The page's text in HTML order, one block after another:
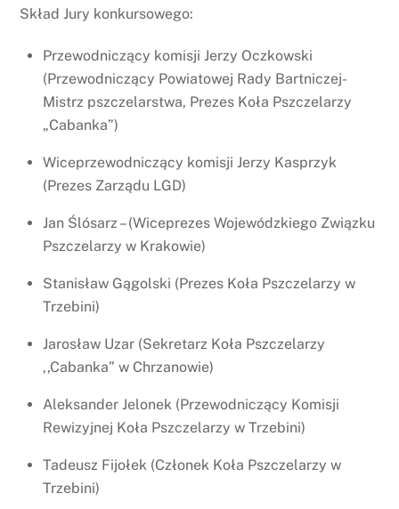
Skład Jury konkursowego:
Przewodniczący komisji Jerzy Oczkowski
(Przewodniczący Powiatowej Rady Bartniczej-
Mistrz pszczelarstwa, Prezes Koła Pszczelarzy
„Cabanka”)
Wiceprzewodniczący komisji Jerzy Kasprzyk
(Prezes Zarządu LGD)
Jan Ślósarz – (Wiceprezes Wojewódzkiego Związku
Pszczelarzy w Krakowie)
Stanisław Gągolski (Prezes Koła Pszczelarzy w
Trzebini)
Jarosław Uzar (Sekretarz Koła Pszczelarzy
,,Cabanka” w Chrzanowie)
Aleksander Jelonek (Przewodniczący Komisji
Rewizyjnej Koła Pszczelarzy w Trzebini)
Tadeusz Fijołek (Członek Koła Pszczelarzy w
Trzebini)